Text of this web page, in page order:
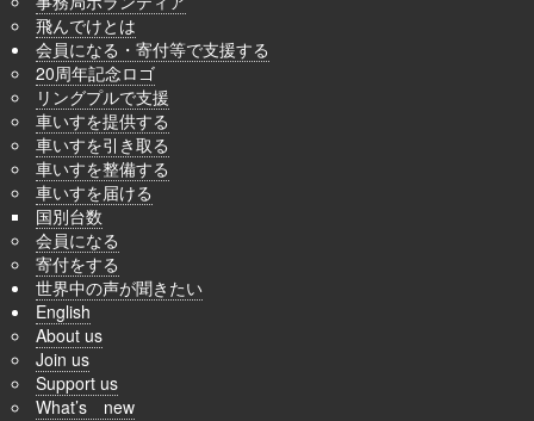
飛んでけとは
会員になる・寄付等で支援する
20周年記念ロゴ
リングプルで支援
車いすを提供する
車いすを引き取る
車いすを整備する
車いすを届ける
国別台数
会員になる
寄付をする
世界中の声が聞きたい
English
About us
Join us
Support us
What’s new